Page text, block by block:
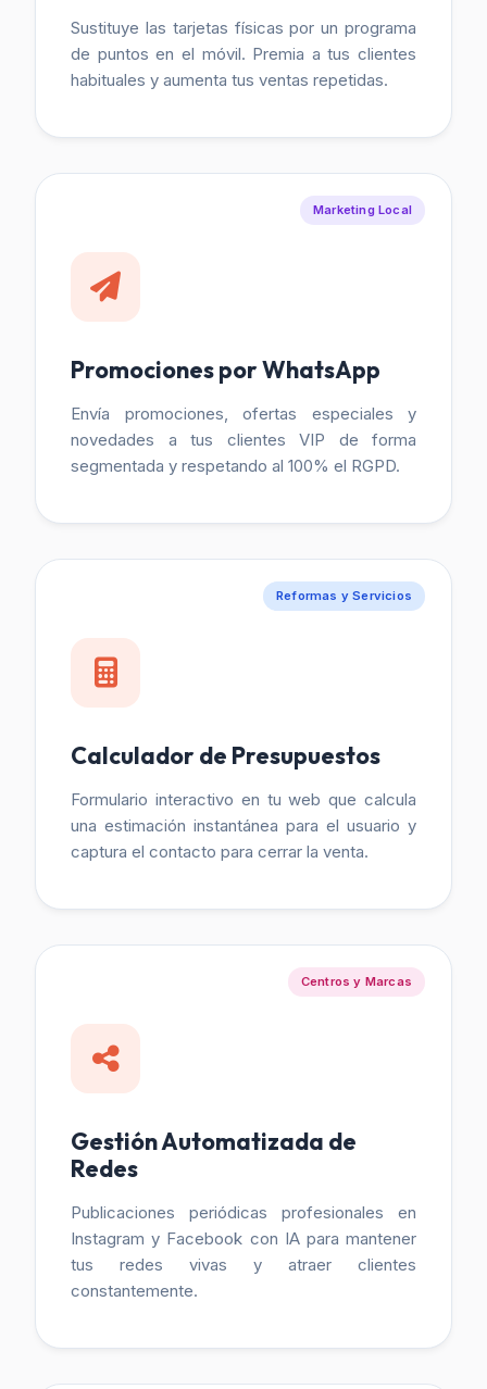
Sustituye las tarjetas físicas por un programa
de puntos en el móvil. Premia a tus clientes
habituales y aumenta tus ventas repetidas.
Marketing Local
Promociones por WhatsApp
Envía promociones, ofertas especiales y
novedades a tus clientes VIP de forma
segmentada y respetando al 100% el RGPD.
Reformas y Servicios
Calculador de Presupuestos
Formulario interactivo en tu web que calcula
una estimación instantánea para el usuario y
captura el contacto para cerrar la venta.
Centros y Marcas
Gestión Automatizada de
Redes
Publicaciones periódicas profesionales en
Instagram y Facebook con IA para mantener
tus redes vivas y atraer clientes
constantemente.